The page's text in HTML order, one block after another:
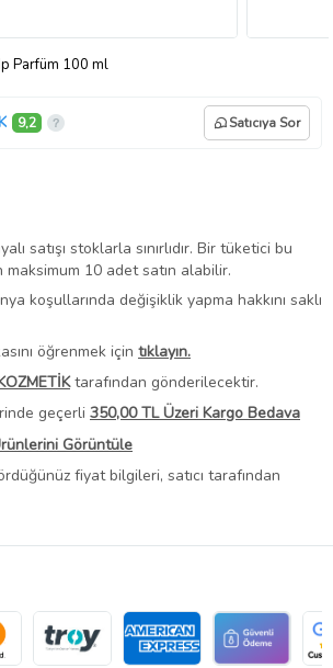
Parfüm 100 ml
9,2 Satıcıya Sor
satışı stoklarla sınırlıdır. Bir tüketici bu
10 adet satın alabilir.
koşullarında değişiklik yapma hakkını saklı
öğrenmek için tıklayın.
tarafından gönderilecektir.
geçerli 350,00 TL Üzeri Kargo Bedava
Görüntüle
fiyat bilgileri, satıcı tarafından